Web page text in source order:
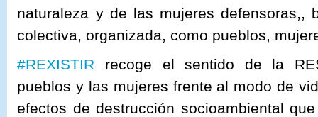
naturaleza y de las mujeres defensoras,,
colectiva, organizada, como pueblos,
#REXISTIR recoge el sentido de la
pueblos y las mujeres frente al modo de
efectos de destrucción socioambiental